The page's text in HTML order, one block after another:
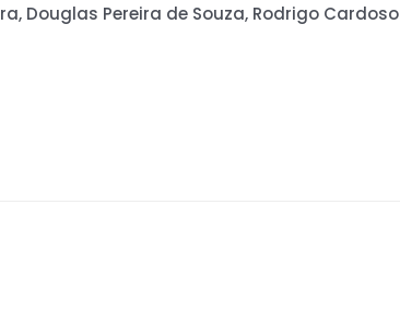
Douglas Pereira de Souza, Rodrigo Cardoso